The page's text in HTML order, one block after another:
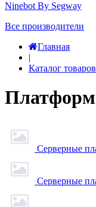
Ninebot By Segway
Все производители
Главная
|
Каталог товаров
Серверные
Серверные